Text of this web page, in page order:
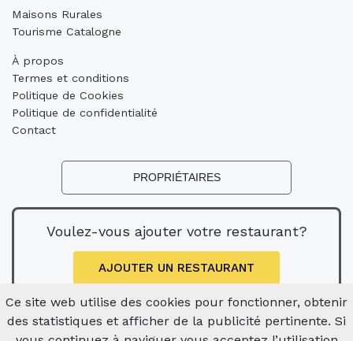
Maisons Rurales
Tourisme Catalogne
À propos
Termes et conditions
Politique de Cookies
Politique de confidentialité
Contact
PROPRIÉTAIRES
Voulez-vous ajouter votre restaurant?
AJOUTER UN RESTAURANT
Ce site web utilise des cookies pour fonctionner, obtenir
des statistiques et afficher de la publicité pertinente. Si